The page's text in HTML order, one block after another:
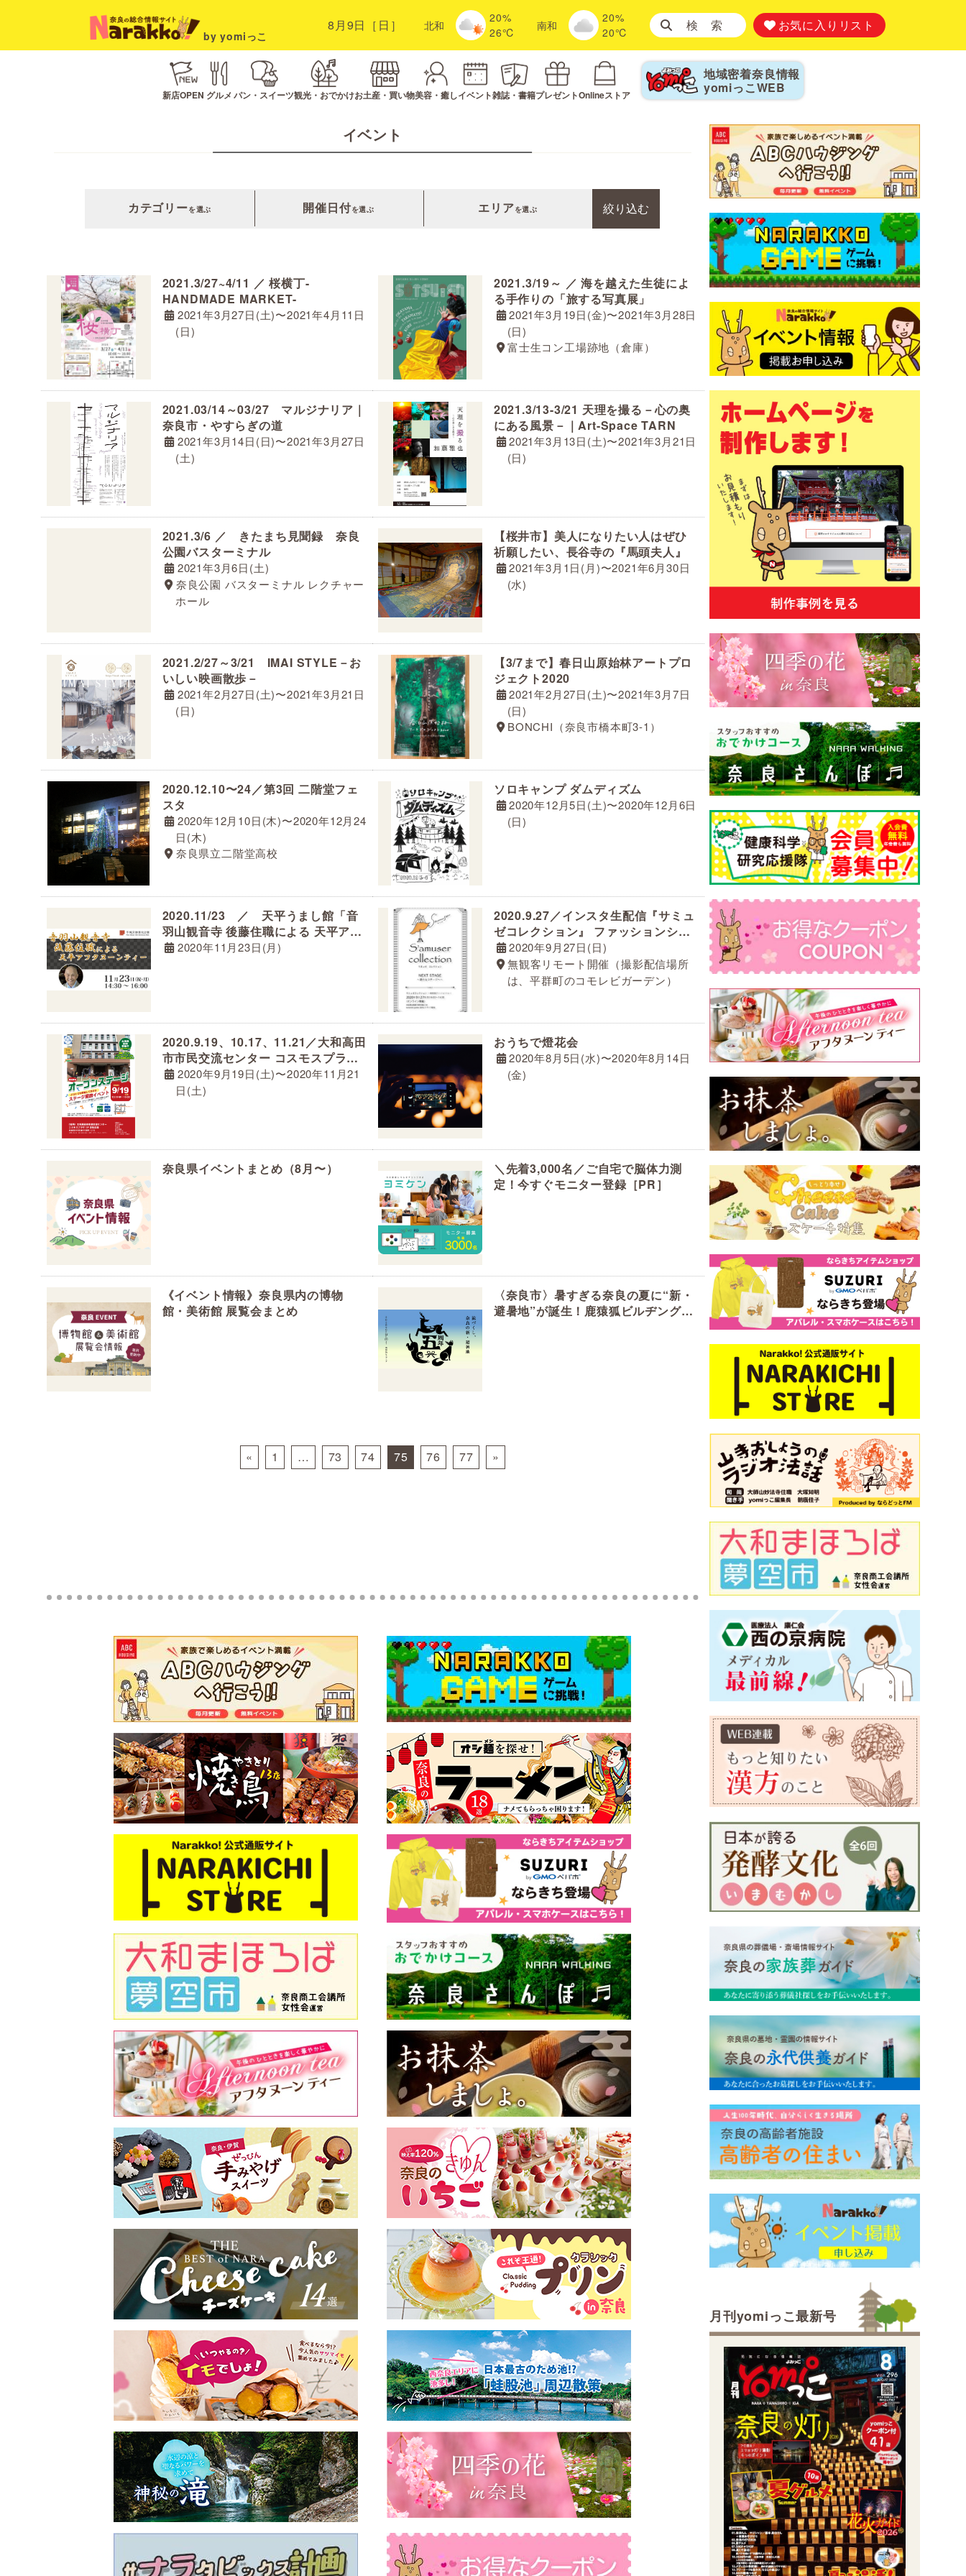
by yomiっこ
8月9日［日］ 北和
20%
26℃
南和
20%
20℃
検 索 お気に入りリスト
新店OPEN グルメ パン・スイーツ観光・おでかけお土産・買い物美容・癒しイベント雑誌・書籍プレゼントOnlineストア
地域密着奈良情報
yomiっこ WEB
イベント
カテゴリーを選ぶ 開催日付を選ぶ エリアを選ぶ 絞り込む
2021.3/27~4/11 ／ 桜横丁-
HANDMADE MARKET-
2021年3月27日(土)〜2021年4月11日
(日)
2021.3/19～ ／ 海を越えた生徒によ
る手作りの「旅する写真展」
2021年3月19日(金)〜2021年3月28日
(日)
富士生コン工場跡地（倉庫）
2021.03/14～03/27 マルジナリア｜
奈良市・やすらぎの道
2021年3月14日(日)〜2021年3月27日
(土)
2021.3/13-3/21 天理を撮る－心の奥
にある風景－｜Art-Space TARN
2021年3月13日(土)〜2021年3月21日
(日)
2021.3/6 ／ きたまち見聞録 奈良
公園バスターミナル
2021年3月6日(土)
奈良公園 バスターミナル レクチャー
ホール
【桜井市】美人になりたい人はぜひ
祈願したい、長谷寺の『馬頭夫人』
2021年3月1日(月)〜2021年6月30日
(水)
2021.2/27～3/21 IMAI STYLE－お
いしい映画散歩－
2021年2月27日(土)〜2021年3月21日
(日)
【3/7まで】春日山原始林アートプロ
ジェクト2020
2021年2月27日(土)〜2021年3月7日
(日)
BONCHI（奈良市橋本町3-1）
2020.12.10〜24／第3回 二階堂フェ
スタ
2020年12月10日(木)〜2020年12月24
日(木)
奈良県立二階堂高校
ソロキャンプ ダムディズム
2020年12月5日(土)〜2020年12月6日
(日)
2020.11/23 ／ 天平うまし館「音
羽山観音寺 後藤住職による 天平アフ
タヌーンティー」
2020年11月23日(月)
2020.9.27／インスタ生配信『サミュ
ゼコレクション』 ファッションショ
ー 2020年9月27日(日)
無観客リモート開催（撮影配信場所
は、平群町のコモレビガーデン）
2020.9.19、10.17、11.21／大和高田
市市民交流センター コスモスプラ
ザ オープンステージイベント
2020年9月19日(土)〜2020年11月21
日(土)
おうちで燈花会
2020年8月5日(水)〜2020年8月14日
(金)
奈良県イベントまとめ（8月〜）
＼先着3,000名／ご自宅で脳体力測
定！今すぐモニター登録［PR］
《イベント情報》奈良県内の博物
館・美術館 展覧会まとめ
〈奈良市〉暑すぎる奈良の夏に“新・
避暑地”が誕生！鹿猿狐ビルヂング5
« 1 … 73 74 75 76 77 »
月刊yomiっこ最新号